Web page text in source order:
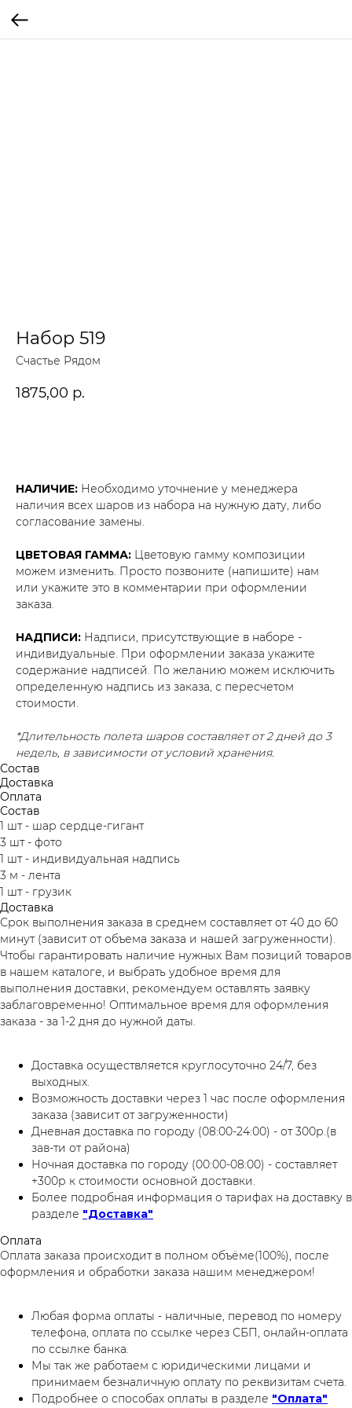
Набор 519
Счастье Рядом
1875,00 р.
НАЛИЧИЕ: Необходимо уточнение у менеджера
наличия всех шаров из набора на нужную дату, либо
согласование замены.
ЦВЕТОВАЯ ГАММА: Цветовую гамму композиции
можем изменить. Просто позвоните (напишите) нам
или укажите это в комментарии при оформлении
заказа.
НАДПИСИ: Надписи, присутствующие в наборе -
индивидуальные. При оформлении заказа укажите
содержание надписей. По желанию можем исключить
определенную надпись из заказа, с пересчетом
стоимости.
*Длительность полета шаров составляет от 2 дней до 3
недель, в зависимости от условий хранения.
Состав
Доставка
Оплата
Состав
1 шт - шар сердце-гигант
3 шт - фото
1 шт - индивидуальная надпись
3 м - лента
1 шт - грузик
Доставка
Срок выполнения заказа в среднем составляет от 40 до 60
минут (зависит от объема заказа и нашей загруженности).
Чтобы гарантировать наличие нужных Вам позиций товаров
в нашем каталоге, и выбрать удобное время для
выполнения доставки, рекомендуем оставлять заявку
заблаговременно! Оптимальное время для оформления
заказа - за 1-2 дня до нужной даты.
Доставка осуществляется круглосуточно 24/7, без
выходных.
Возможность доставки через 1 час после оформления
заказа (зависит от загруженности)
Дневная доставка по городу (08:00-24:00) - от 300р.(в
зав-ти от района)
Ночная доставка по городу (00:00-08:00) - составляет
+300р к стоимости основной доставки.
Более подробная информация о тарифах на доставку в
разделе "Доставка"
Оплата
Оплата заказа происходит в полном объёме(100%), после
оформления и обработки заказа нашим менеджером!
Любая форма оплаты - наличные, перевод по номеру
телефона, оплата по ссылке через СБП, онлайн-оплата
по ссылке банка.
Мы так же работаем с юридическими лицами и
принимаем безналичную оплату по реквизитам счета.
Подробнее о способах оплаты в разделе "Оплата"